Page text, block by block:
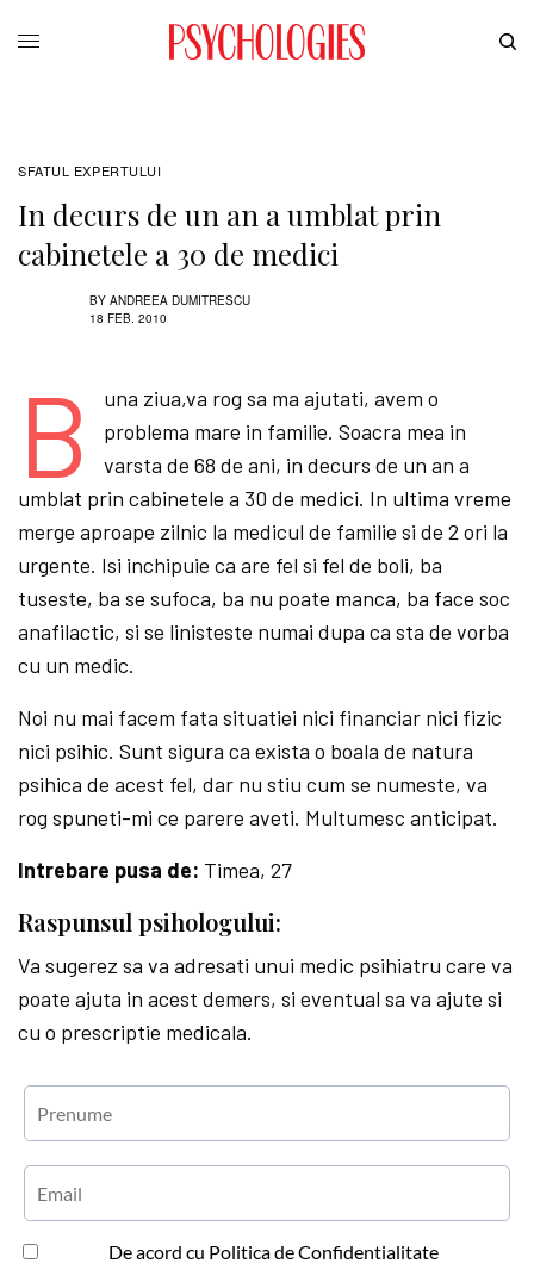
SFATUL EXPERTULUI
In decurs de un an a umblat prin
cabinetele a 30 de medici
BY ANDREEA DUMITRESCU
18 FEB. 2010
B
una ziua,va rog sa ma ajutati, avem o
problema mare in familie. Soacra mea in
varsta de 68 de ani, in decurs de un an a
umblat prin cabinetele a 30 de medici. In ultima vreme
merge aproape zilnic la medicul de familie si de 2 ori la
urgente. Isi inchipuie ca are fel si fel de boli, ba
tuseste, ba se sufoca, ba nu poate manca, ba face soc
anafilactic, si se linisteste numai dupa ca sta de vorba
cu un medic.
Noi nu mai facem fata situatiei nici financiar nici fizic
nici psihic. Sunt sigura ca exista o boala de natura
psihica de acest fel, dar nu stiu cum se numeste, va
rog spuneti-mi ce parere aveti. Multumesc anticipat.
Intrebare pusa de: Timea, 27
Raspunsul psihologului:
Va sugerez sa va adresati unui medic psihiatru care va
poate ajuta in acest demers, si eventual sa va ajute si
cu o prescriptie medicala.